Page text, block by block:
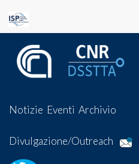
Notizie Eventi Archivio
Divulgazione/Outreach